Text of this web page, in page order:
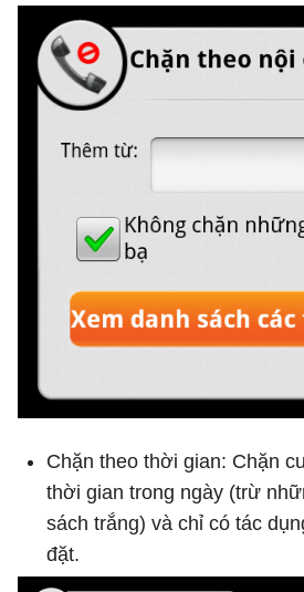
Chặn theo thời gian: Chặn
thời gian trong ngày (trừ
sách trắng) và chỉ có tác
đặt.